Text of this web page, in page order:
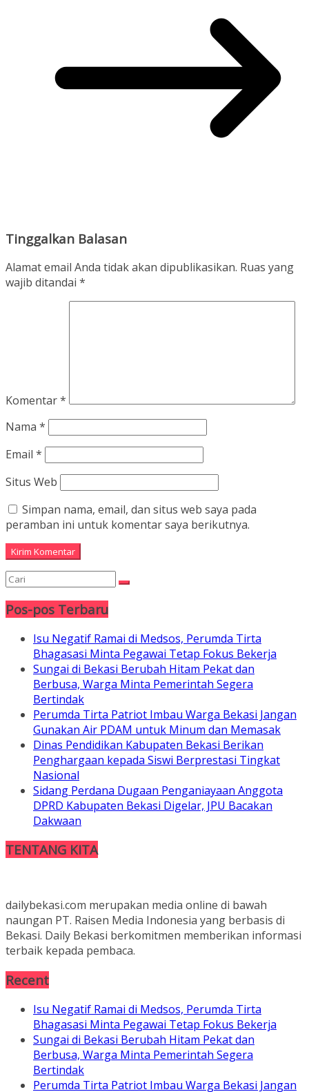
Tinggalkan Balasan
Alamat email Anda tidak akan dipublikasikan. Ruas yang
wajib ditandai *
Komentar*
Nama *
Email *
Situs Web
Simpan nama, email, dan situs web saya pada
peramban ini untuk komentar saya berikutnya.
Pos-pos Terbaru
Isu Negatif Ramai di Medsos, Perumda Tirta
Bhagasasi Minta Pegawai Tetap Fokus Bekerja
Sungai di Bekasi Berubah Hitam Pekat dan
Berbusa, Warga Minta Pemerintah Segera
Bertindak
Perumda Tirta Patriot Imbau Warga Bekasi Jangan
Gunakan Air PDAM untuk Minum dan Memasak
Dinas Pendidikan Kabupaten Bekasi Berikan
Penghargaan kepada Siswi Berprestasi Tingkat
Nasional
Sidang Perdana Dugaan Penganiayaan Anggota
DPRD Kabupaten Bekasi Digelar, JPU Bacakan
Dakwaan
TENTANG KITA
dailybekasi.com merupakan media online di bawah
naungan PT. Raisen Media Indonesia yang berbasis di
Bekasi. Daily Bekasi berkomitmen memberikan informasi
terbaik kepada pembaca.
Recent
Isu Negatif Ramai di Medsos, Perumda Tirta
Bhagasasi Minta Pegawai Tetap Fokus Bekerja
Sungai di Bekasi Berubah Hitam Pekat dan
Berbusa, Warga Minta Pemerintah Segera
Bertindak
Perumda Tirta Patriot Imbau Warga Bekasi Jangan